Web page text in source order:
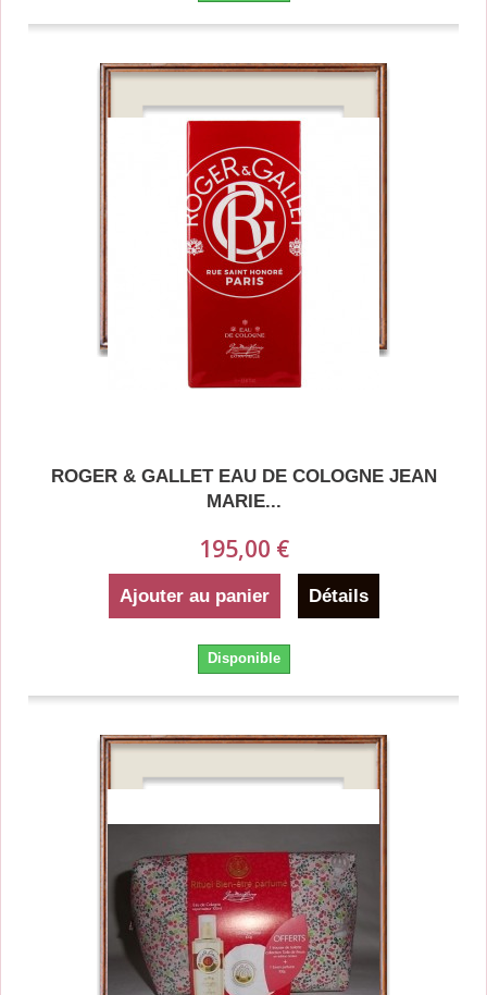
ROGER & GALLET EAU DE COLOGNE JEAN
MARIE...
195,00 €
Ajouter au panier Détails
Disponible